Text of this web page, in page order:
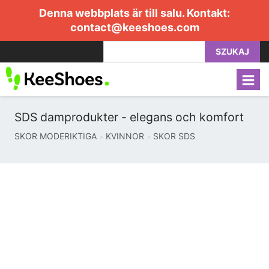
Denna webbplats är till salu. Kontakt:
contact@keeshoes.com
SZUKAJ
SDS damprodukter - elegans och komfort
SKOR MODERIKTIGA KVINNOR SKOR SDS